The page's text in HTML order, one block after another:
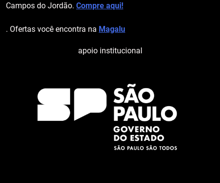
Campos do Jordão. Compre aqui!
. Ofertas você encontra na Magalu
apoio institucional